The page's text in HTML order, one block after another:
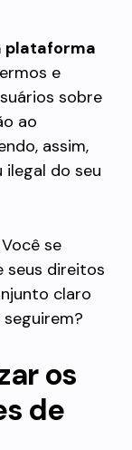
plataforma
e
sobre
ao
assim,
do seu
Você se
seus direitos
claro
os
de